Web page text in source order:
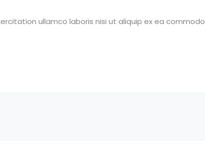
ullamco laboris nisi ut aliquip ex ea commodo